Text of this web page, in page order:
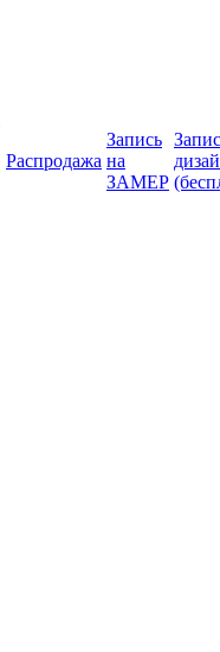
Распродажа
Запись
на
ЗАМЕР